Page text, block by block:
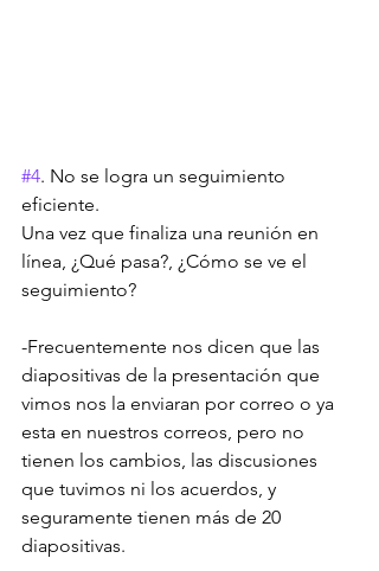
#4. No se logra un seguimiento
eficiente.
Una vez que finaliza una reunión en
línea, ¿Qué pasa?, ¿Cómo se ve el
seguimiento?
-Frecuentemente nos dicen que las
diapositivas de la presentación que
vimos nos la enviaran por correo o ya
esta en nuestros correos, pero no
tienen los cambios, las discusiones
que tuvimos ni los acuerdos, y
seguramente tienen más de 20
diapositivas.